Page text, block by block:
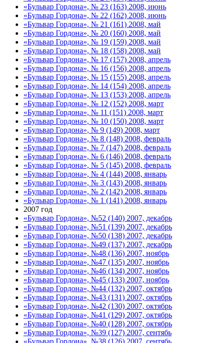
«Бульвар Гордона», № 23 (163) 2008, июнь
«Бульвар Гордона», № 22 (162) 2008, июнь
«Бульвар Гордона», № 21 (161) 2008, май
«Бульвар Гордона», № 20 (160) 2008, май
«Бульвар Гордона», № 19 (159) 2008, май
«Бульвар Гордона», № 18 (158) 2008, май
«Бульвар Гордона», № 17 (157) 2008, апрель
«Бульвар Гордона», № 16 (156) 2008, апрель
«Бульвар Гордона», № 15 (155) 2008, апрель
«Бульвар Гордона», № 14 (154) 2008, апрель
«Бульвар Гордона», № 13 (153) 2008, апрель
«Бульвар Гордона», № 12 (152) 2008, март
«Бульвар Гордона», № 11 (151) 2008, март
«Бульвар Гордона», № 10 (150) 2008, март
«Бульвар Гордона», № 9 (149) 2008, март
«Бульвар Гордона», № 8 (148) 2008, февраль
«Бульвар Гордона», № 7 (147) 2008, февраль
«Бульвар Гордона», № 6 (146) 2008, февраль
«Бульвар Гордона», № 5 (145) 2008, февраль
«Бульвар Гордона», № 4 (144) 2008, январь
«Бульвар Гордона», № 3 (143) 2008, январь
«Бульвар Гордона», № 2 (142) 2008, январь
«Бульвар Гордона», № 1 (141) 2008, январь
2007 год
«Бульвар Гордона», №52 (140) 2007, декабрь
«Бульвар Гордона», №51 (139) 2007, декабрь
«Бульвар Гордона», №50 (138) 2007, декабрь
«Бульвар Гордона», №49 (137) 2007, декабрь
«Бульвар Гордона», №48 (136) 2007, ноябрь
«Бульвар Гордона», №47 (135) 2007, ноябрь
«Бульвар Гордона», №46 (134) 2007, ноябрь
«Бульвар Гордона», №45 (133) 2007, ноябрь
«Бульвар Гордона», №44 (132) 2007, октябрь
«Бульвар Гордона», №43 (131) 2007, октябрь
«Бульвар Гордона», №42 (130) 2007, октябрь
«Бульвар Гордона», №41 (129) 2007, октябрь
«Бульвар Гордона», №40 (128) 2007, октябрь
«Бульвар Гордона», №39 (127) 2007, сентябь
«Бульвар Гордона», №38 (126) 2007, сентябь